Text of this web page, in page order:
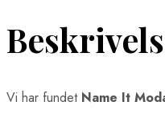
Vi har fundet Name It